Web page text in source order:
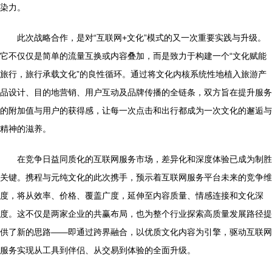
染力。
此次战略合作，是对“互联网+文化”模式的又一次重要实践与升级。
它不仅仅是简单的流量互换或内容叠加，而是致力于构建一个“文化赋能
旅行，旅行承载文化”的良性循环。通过将文化内核系统性地植入旅游产
品设计、目的地营销、用户互动及品牌传播的全链条，双方旨在提升服务
的附加值与用户的获得感，让每一次点击和出行都成为一次文化的邂逅与
精神的滋养。
在竞争日益同质化的互联网服务市场，差异化和深度体验已成为制胜
关键。携程与元纯文化的此次携手，预示着互联网服务平台未来的竞争维
度，将从效率、价格、覆盖广度，延伸至内容质量、情感连接和文化深
度。这不仅是两家企业的共赢布局，也为整个行业探索高质量发展路径提
供了新的思路——即通过跨界融合，以优质文化内容为引擎，驱动互联网
服务实现从工具到伴侣、从交易到体验的全面升级。